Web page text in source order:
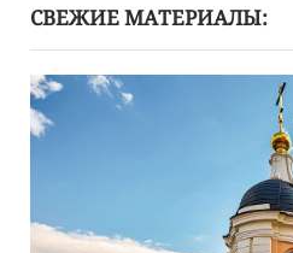
СВЕЖИЕ МАТЕРИАЛЫ: